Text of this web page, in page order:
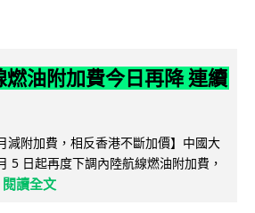
燃油附加費今日再降 連續
減附加費，相反香港不斷加價】中國大
5 日起再度下調內陸航線燃油附加費，
閱讀全文